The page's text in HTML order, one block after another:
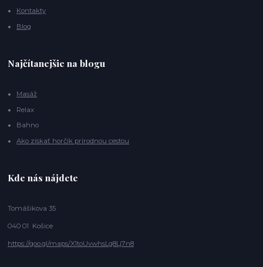
Kontakty
Blog
Najčítanejšie na blogu
Masáž
Relax
Bahno
Ako získať horčík prírodnou cestou
Kde nás nájdete
Tomášikova 35
040 01 Košice
https://goo.gl/maps/X1toUvwhsLg8Lj7n8